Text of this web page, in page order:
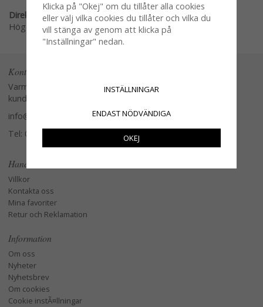
Direktlänk:
Högerklicka och kopiera adressen
Kontakta oss
Varmt välkommen att kontakta vår
kundtjänst.
info@glasverandan.se
Tel: 079-3495968
Handla
Villkor
Kontakta oss
Mina favoriter
Retur och Reklamation
Information
Om oss
Nyheter
Nyhetsbrev
Om cookies
Cookie instÃ¤llningar
Klicka på "Okej" om du tillåter alla cookies
eller välj vilka cookies du tillåter och vilka du
vill stänga av genom att klicka på
"Inställningar" nedan.
INSTÄLLNINGAR
ENDAST NÖDVÄNDIGA
OKEJ